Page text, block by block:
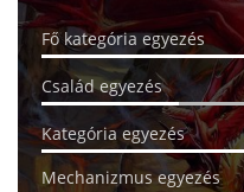
Fő kategória egyezés
Család egyezés
Kategória egyezés
Mechanizmus egyezés